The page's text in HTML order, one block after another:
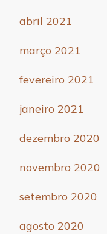
abril 2021
março 2021
fevereiro 2021
janeiro 2021
dezembro 2020
novembro 2020
setembro 2020
agosto 2020